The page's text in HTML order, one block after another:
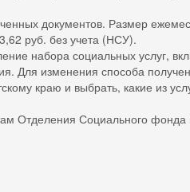
документов. Размер
руб. без учета (НСУ).
набора социальных услуг,
Для изменения способа
краю и выбрать, какие из
Отделения Социального